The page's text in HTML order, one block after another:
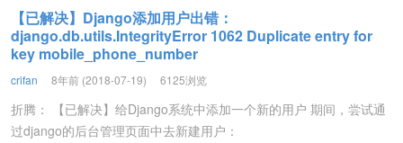
【已解决】Django添加用户出错：
django.db.utils.IntegrityError 1062 Duplicate entry for
key mobile_phone_number
crifan 8年前 (2018-07-19) 6125浏览
折腾： 【已解决】给Django系统中添加一个新的用户 期间，尝试通
过django的后台管理页面中去新建用户：